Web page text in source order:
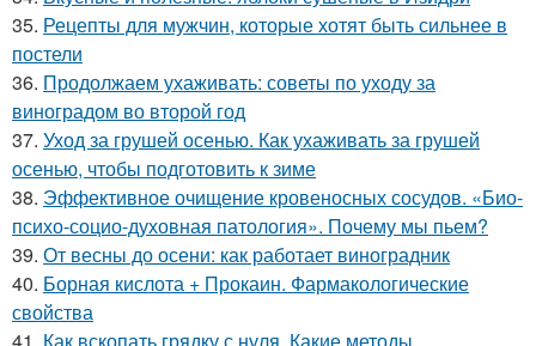
35. Рецепты для мужчин, которые хотят быть сильнее в
постели
36. Продолжаем ухаживать: советы по уходу за
виноградом во второй год
37. Уход за грушей осенью. Как ухаживать за грушей
осенью, чтобы подготовить к зиме
38. Эффективное очищение кровеносных сосудов. «Био-
психо-социо-духовная патология». Почему мы пьем?
39. От весны до осени: как работает виноградник
40. Борная кислота + Прокаин. Фармакологические
свойства